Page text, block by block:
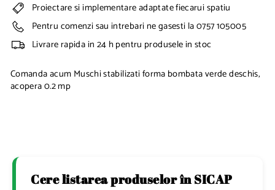
Proiectare si implementare adaptate fiecarui spatiu
Pentru comenzi sau intrebari ne gasesti la 0757 105005
Livrare rapida in 24 h pentru produsele in stoc
Comanda acum Muschi stabilizati forma bombata verde deschis,
acopera 0.2 mp
Cere listarea produselor în SICAP